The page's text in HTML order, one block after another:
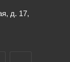
д. 17,